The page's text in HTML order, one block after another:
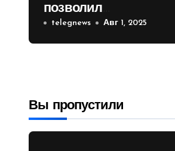
позволил
инвесторам из
враждебных
telegnews Авг 1, 2025
Вы пропустили